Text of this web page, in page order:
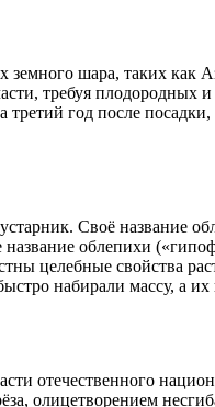
земного шара, таких
требуя
третий год после
Своё название
облепихи
целебные свойства
набирали массу, а
отечественного
олицетворением